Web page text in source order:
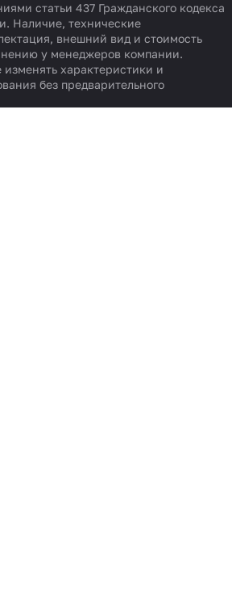
статьи 437 Гражданского кодекса
Наличие, технические
внешний вид и стоимость
у менеджеров компании.
характеристики и
без предварительного